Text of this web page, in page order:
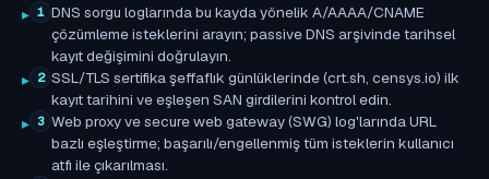
1 DNS sorgu loglarında bu kayda yönelik A/AAAA/CNAME
çözümleme isteklerini arayın; passive DNS arşivinde tarihsel
kayıt değişimini doğrulayın.
2 SSL/TLS sertifika şeffaflık günlüklerinde (crt.sh, censys.io) ilk
kayıt tarihini ve eşleşen SAN girdilerini kontrol edin.
3 Web proxy ve secure web gateway (SWG) log'larında URL
bazlı eşleştirme; başarılı/engellenmiş tüm isteklerin kullanıcı
atfı ile çıkarılması.